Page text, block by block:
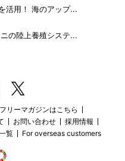
活用！ 海のアップ...
の陸上養殖システ...
フリーマガジンはこちら
お問い合わせ
採用情報
覧 For overseas customers